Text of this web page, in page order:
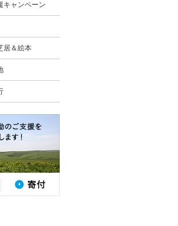
キャンペーン
居＆絵本